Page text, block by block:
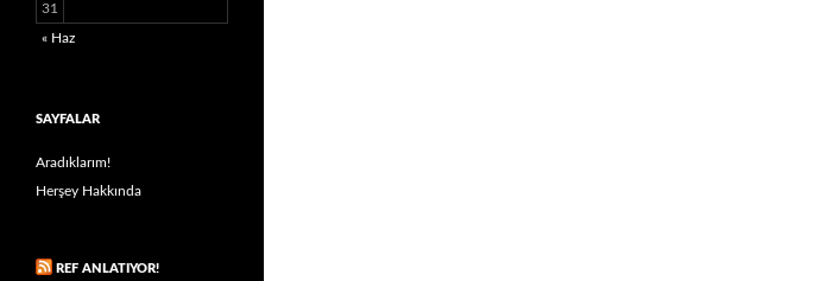
31
« Haz
SAYFALAR
Aradıklarım!
Herşey Hakkında
REF ANLATIYOR!